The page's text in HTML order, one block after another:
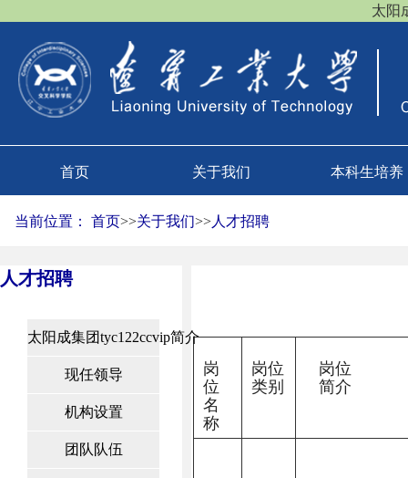
太阳
首页 关于我们 本科生培养
当前位置： 首页>>关于我们>>人才招聘
人才招聘
太阳成集团tyc122ccvip简介
现任领导
机构设置
团队队伍
岗
位
名
称
岗位
类别
岗位
简介